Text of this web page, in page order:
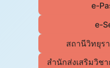
e-
e-
สถานีวิทยุร
สำนักส่งเสริมวิช